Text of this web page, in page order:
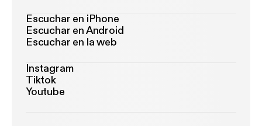
Escuchar en iPhone
Escuchar en Android
Escuchar en la web
Instagram
Tiktok
Youtube